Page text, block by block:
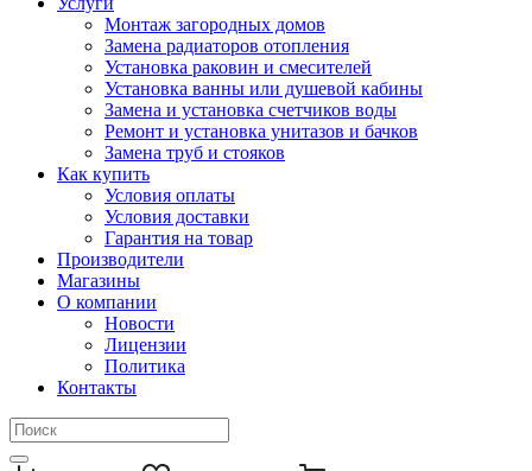
Монтаж загородных домов
Замена радиаторов отопления
Установка раковин и смесителей
Установка ванны или душевой кабины
Замена и установка счетчиков воды
Ремонт и установка унитазов и бачков
Замена труб и стояков
Как купить
Условия оплаты
Условия доставки
Гарантия на товар
Производители
Магазины
О компании
Новости
Лицензии
Политика
Контакты